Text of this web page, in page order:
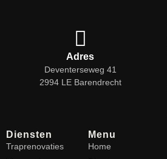
Adres
Deventerseweg 41
2994 LE Barendrecht
Diensten
Traprenovaties
Menu
Home